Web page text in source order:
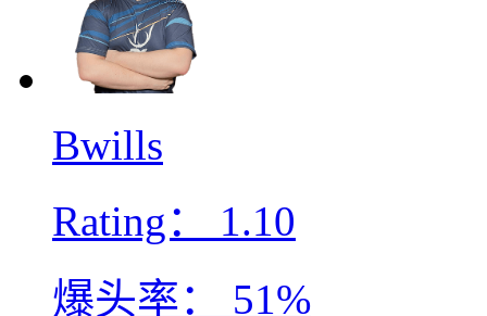
Bwills
Rating：
1.10
爆头率：
51%